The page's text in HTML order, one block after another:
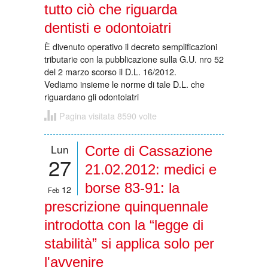
tutto ciò che riguarda
dentisti e odontoiatri
È divenuto operativo il decreto semplificazioni
tributarie con la pubblicazione sulla G.U. nro 52
del 2 marzo scorso il D.L. 16/2012.
Vediamo insieme le norme di tale D.L. che
riguardano gli odontoiatri
Pagina visitata 8590 volte
Lun
27
Feb 12
Corte di Cassazione
21.02.2012: medici e
borse 83-91: la
prescrizione quinquennale
introdotta con la “legge di
stabilità” si applica solo per
l'avvenire